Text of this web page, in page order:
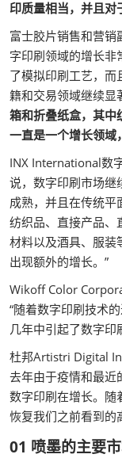
印质量相当，并且对
富士胶片销售和营销
字印刷领域的增长非
了模拟印刷工艺，
籍和交易领域继续显
箱和折叠纸盒，其中
一直是一个增长领域
INX International数
说，数字印刷市场继
成熟，并且在传统
纺织品、直接产品、
材料以及酒具、服装
出现额外的增长。”
Wikoff Color
“随着数字印刷技术
几年中引起了数字印
杜邦Artistri Digital
去年由于疫情和最近
数字印刷在增长。随
恢复我们之前看到的
01 喷墨的主要